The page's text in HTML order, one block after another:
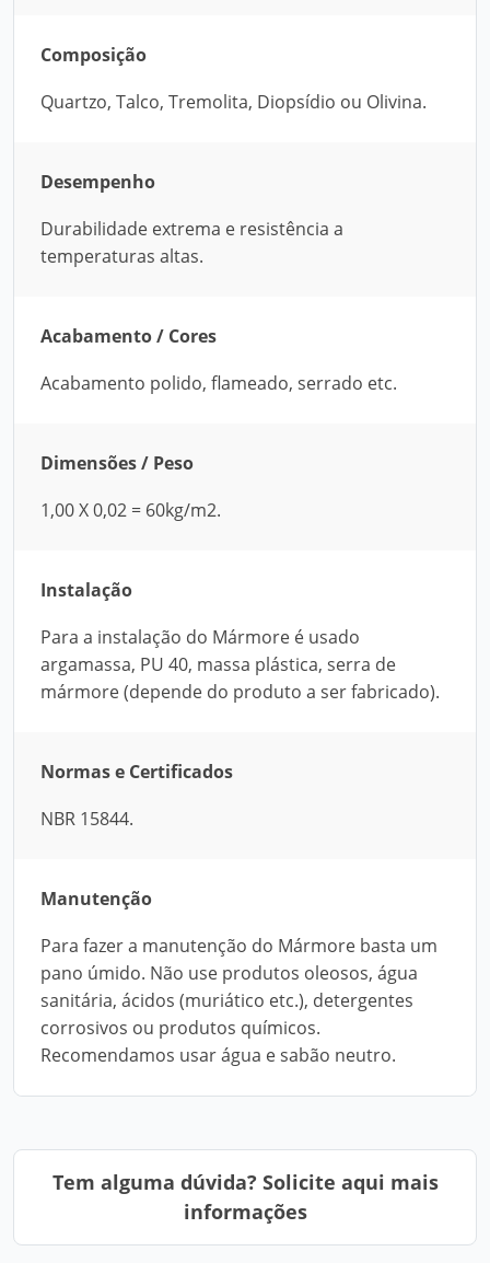
Composição
Quartzo, Talco, Tremolita, Diopsídio ou Olivina.
Desempenho
Durabilidade extrema e resistência a
temperaturas altas.
Acabamento / Cores
Acabamento polido, flameado, serrado etc.
Dimensões / Peso
1,00 X 0,02 = 60kg/m2.
Instalação
Para a instalação do Mármore é usado
argamassa, PU 40, massa plástica, serra de
mármore (depende do produto a ser fabricado).
Normas e Certificados
NBR 15844.
Manutenção
Para fazer a manutenção do Mármore basta um
pano úmido. Não use produtos oleosos, água
sanitária, ácidos (muriático etc.), detergentes
corrosivos ou produtos químicos.
Recomendamos usar água e sabão neutro.
Tem alguma dúvida? Solicite aqui mais
informações